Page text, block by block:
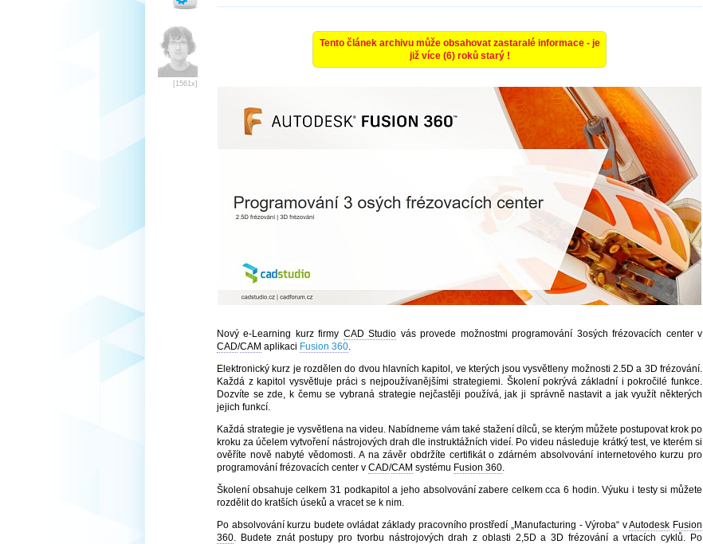
[1561x]
Tento článek archivu může obsahovat zastaralé informace - je
již více (6) roků starý !
Nový e-Learning kurz firmy CAD Studio vás provede možnostmi programování 3osých frézovacích center v
CAD/CAM aplikaci Fusion 360.
Elektronický kurz je rozdělen do dvou hlavních kapitol, ve kterých jsou vysvětleny možnosti 2.5D a 3D frézování.
Každá z kapitol vysvětluje práci s nejpoužívanějšími strategiemi. Školení pokrývá základní i pokročilé funkce.
Dozvíte se zde, k čemu se vybraná strategie nejčastěji používá, jak ji správně nastavit a jak využít některých
jejich funkcí.
Každá strategie je vysvětlena na videu. Nabídneme vám také stažení dílců, se kterým můžete postupovat krok po
kroku za účelem vytvoření nástrojových drah dle instruktážních videí. Po videu následuje krátký test, ve kterém si
ověříte nově nabyté vědomosti. A na závěr obdržíte certifikát o zdárném absolvování internetového kurzu pro
programování frézovacích center v CAD/CAM systému Fusion 360.
Školení obsahuje celkem 31 podkapitol a jeho absolvování zabere celkem cca 6 hodin. Výuku i testy si můžete
rozdělit do kratších úseků a vracet se k nim.
Po absolvování kurzu budete ovládat základy pracovního prostředí „Manufacturing - Výroba“ vAutodesk Fusion
360. Budete znát postupy pro tvorbu nástrojových drah z oblasti 2,5D a 3D frézování a vrtacích cyklů. Po